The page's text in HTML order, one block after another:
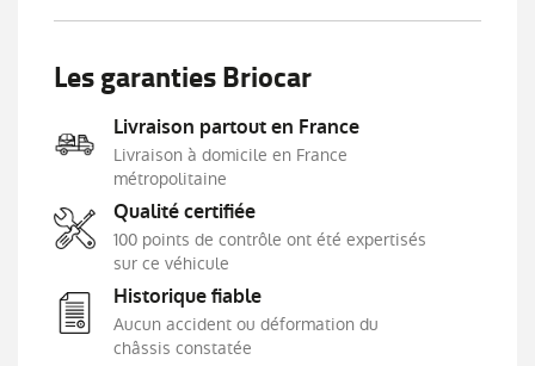
Indicateur de changement de vitesse
Kit de gonflage et de réparation des
pneumatiques
Lève-vitres électriques et impulsionnels
Lunette AR chauffante
Mode ECO
Navigation
Poignées de portes ton caisse
Les garanties Briocar
Livraison partout en France
Livraison à domicile en France
métropolitaine
Qualité certifiée
100 points de contrôle ont été expertisés
sur ce véhicule
Historique fiable
Aucun accident ou déformation du
châssis constatée